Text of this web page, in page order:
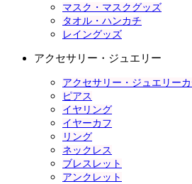
マスク・マスクグッズ
タオル・ハンカチ
レイングッズ
アクセサリー・ジュエリー
アクセサリー・ジュエリー
ピアス
イヤリング
イヤーカフ
リング
ネックレス
ブレスレット
アンクレット